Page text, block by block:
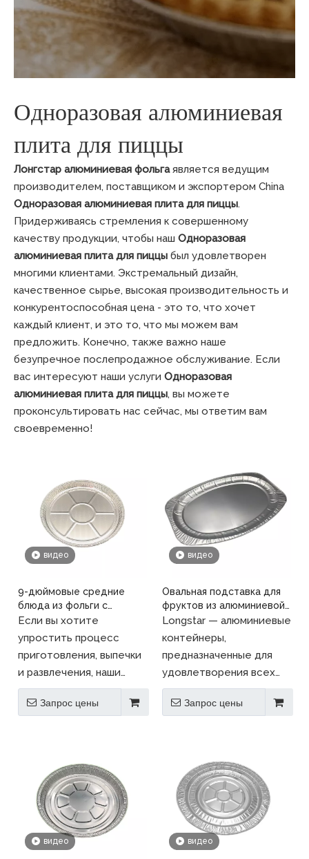
Одноразовая алюминиевая
плита для пиццы
Лонгстар алюминиевая фольгаявляется ведущим
производителем, поставщиком и экспортером China
Одноразовая алюминиевая плита для пиццы.
Придерживаясь стремления к совершенному
качеству продукции, чтобы наш Одноразовая
алюминиевая плита для пиццы был удовлетворен
многими клиентами. Экстремальный дизайн,
качественное сырье, высокая производительность и
конкурентоспособная цена - это то, что хочет
каждый клиент, и это то, что мы можем вам
предложить. Конечно, также важно наше
безупречное послепродажное обслуживание. Если
вас интересуют наши услуги Одноразовая
алюминиевая плита для пиццы, вы можете
проконсультировать нас сейчас, мы ответим вам
своевременно!
видео
9-дюймовые средние
блюда из фольги с
фланом для кейтеринга,
Если вы хотите
упростить процесс
приготовления, выпечки
и развлечения, наши
одноразовые
алюминиевые противни
Запрос цены
видео
Овальная подставка для
фруктов из алюминиевой
фольги
Longstar — алюминиевые
контейнеры,
предназначенные для
удовлетворения всех
потребностей
предприятий
блюд и другой
алюминиевой тары
отвечает всем
требованиям пищевых
стандартов.
Запрос цены
видео видео